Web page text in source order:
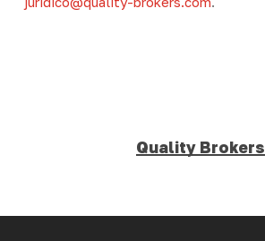
Quality Brokers